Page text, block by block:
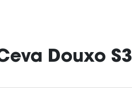
Douxo